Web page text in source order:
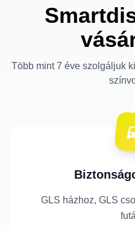
Több mint 7 éve szolgáljuk
GLS házhoz, GLS